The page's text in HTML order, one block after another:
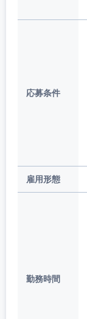
応募条件
雇用形態
勤務時間